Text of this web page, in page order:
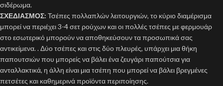
σιδέρωμα.
ΣΧΕΔΙΑΣΜΟΣ: Τσέπες πολλαπλών λειτουργιών, το κύριο διαμέρισμα
μπορεί να περιέχει 3-4 σετ ρούχων και οι πολλές τσέπες με φερμουάρ
στο εσωτερικό μπορούν να αποθηκεύσουν τα προσωπικά σας
αντικείμενα. . Δύο τσέπες και στις δύο πλευρές, υπάρχει μια θήκη
παπουτσιών που μπορείς να βάλει ένα ζευγάρι παπούτσια για
ανταλλακτικά, η άλλη είναι μια τσέπη που μπορεί να βάλει βρεγμένες
πετσέτες και καθημερινά προϊόντα περιποίησης.